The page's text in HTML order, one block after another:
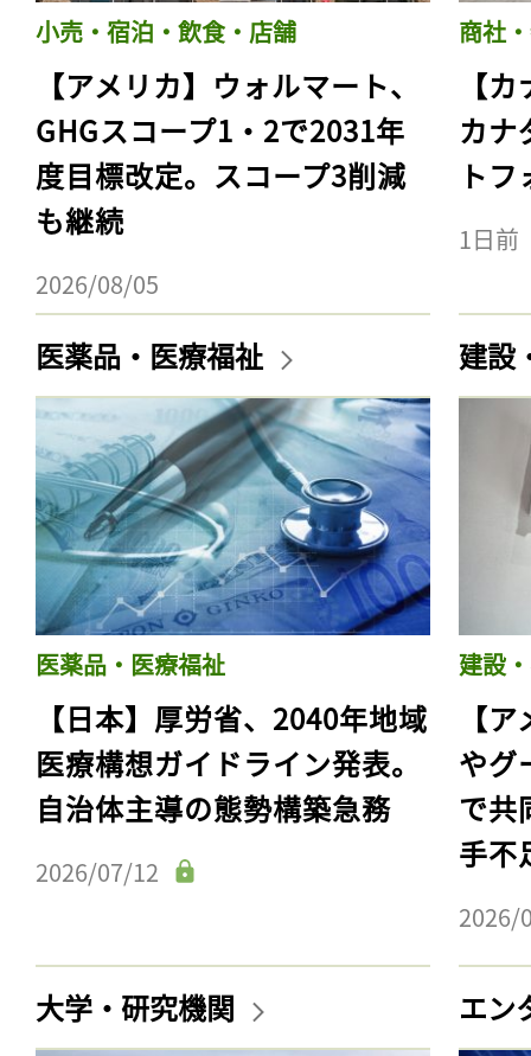
小売・宿泊・飲食・店舗
【アメリカ】ウォルマート、
GHGスコープ1・2で2031年
度目標改定。スコープ3削減
も継続
2026/08/05
商社
【
カナ
ト
1日前
医薬品・医療福祉
医薬品・医療福祉
【日本】厚労省、2040年地域
医療構想ガイドライン発表。
自治体主導の態勢構築急務
2026/07/12
建設
建設
【
やグ
で共
手不
2026/
大学・研究機関 エン